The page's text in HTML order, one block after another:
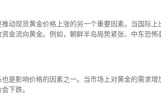
动现货黄金价格上涨的另一个重要因素。当国际
金流向黄金。例如，朝鲜半岛局势紧张、中东恐怖
是影响价格的因素之一。当市场上对黄金的需求
下跌。